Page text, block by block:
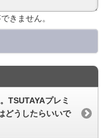
きません。
TSUTAYAプレミ
どうしたらいいで